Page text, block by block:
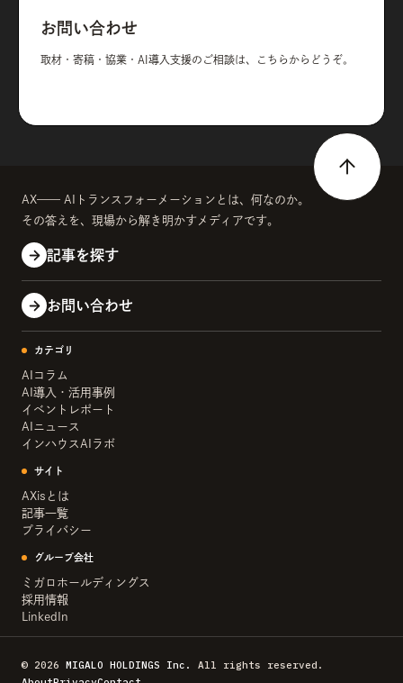
お問い合わせ
取材・寄稿・協業・AI導入支援のご相談は、こちらからどうぞ。
AX—— AIトランスフォーメーションとは、何なのか。
その答えを、現場から解き明かすメディアです。
記事を探す
お問い合わせ
カテゴリ
AIコラム
AI導入・活用事例
イベントレポート
AIニュース
インハウスAIラボ
サイト
AXisとは
記事一覧
プライバシー
グループ会社
ミガロホールディングス
採用情報
LinkedIn
© 2026 MIGALO HOLDINGS Inc.
All rights reserved.